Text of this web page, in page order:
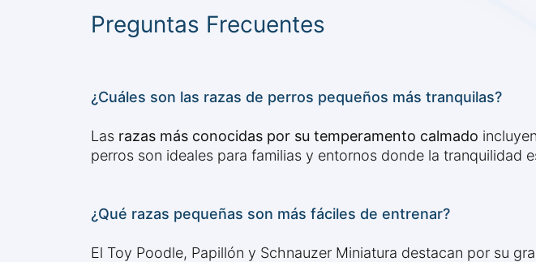
Preguntas Frecuentes
¿Cuáles son las razas de perros pequeños más tranquilas?
Las razas más conocidas por su temperamento calmado
perros son ideales para familias y entornos donde la tranquilidad
¿Qué razas pequeñas son más fáciles de entrenar?
El Toy Poodle, Papillón y Schnauzer Miniatura destacan por su